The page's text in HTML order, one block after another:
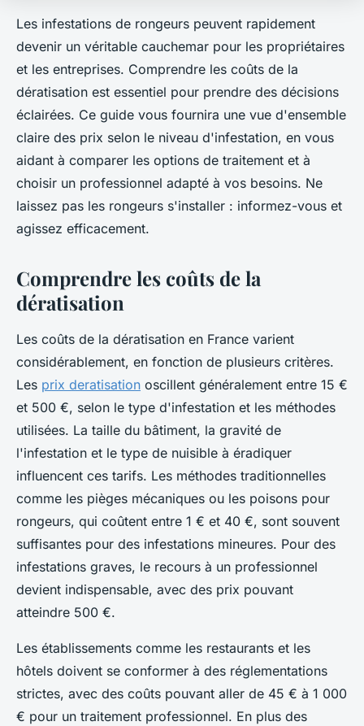
Les infestations de rongeurs peuvent rapidement
devenir un véritable cauchemar pour les propriétaires
et les entreprises. Comprendre les coûts de la
dératisation est essentiel pour prendre des décisions
éclairées. Ce guide vous fournira une vue d'ensemble
claire des prix selon le niveau d'infestation, en vous
aidant à comparer les options de traitement et à
choisir un professionnel adapté à vos besoins. Ne
laissez pas les rongeurs s'installer : informez-vous et
agissez efficacement.
Comprendre les coûts de la
dératisation
Les coûts de la dératisation en France varient
considérablement, en fonction de plusieurs critères.
Les prix deratisation oscillent généralement entre 15 €
et 500 €, selon le type d'infestation et les méthodes
utilisées. La taille du bâtiment, la gravité de
l'infestation et le type de nuisible à éradiquer
influencent ces tarifs. Les méthodes traditionnelles
comme les pièges mécaniques ou les poisons pour
rongeurs, qui coûtent entre 1 € et 40 €, sont souvent
suffisantes pour des infestations mineures. Pour des
infestations graves, le recours à un professionnel
devient indispensable, avec des prix pouvant
atteindre 500 €.
Les établissements comme les restaurants et les
hôtels doivent se conformer à des réglementations
strictes, avec des coûts pouvant aller de 45 € à 1 000
€ pour un traitement professionnel. En plus des